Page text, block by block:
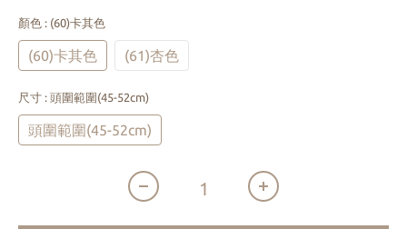
顏色 : (60)卡其色
(60)卡其色 (61)杏色
尺寸 : 頭圍範圍(45-52cm)
頭圍範圍(45-52cm)